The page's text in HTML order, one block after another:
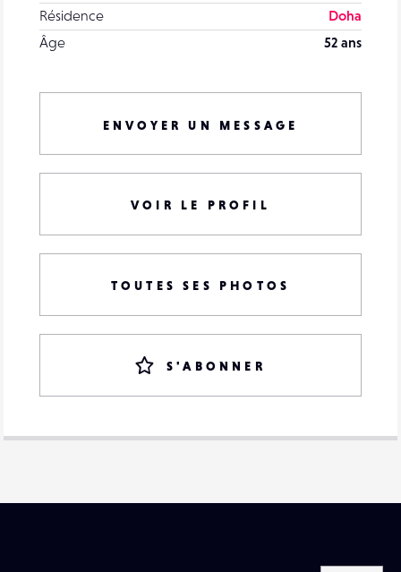
Résidence
Doha
Âge
52 ans
ENVOYER UN MESSAGE
VOIR LE PROFIL
TOUTES SES PHOTOS
S'ABONNER